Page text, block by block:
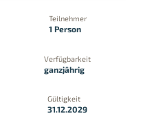
Teilnehmer
1 Person
Verfügbarkeit
ganzjährig
Gültigkeit
31.12.2029